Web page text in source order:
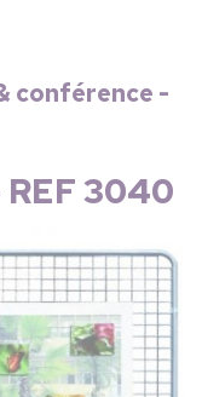
conférence -
3040